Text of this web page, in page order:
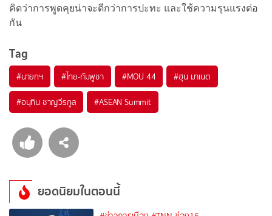
คิดว่าการพูดคุยน่าจะดีกว่าการปะทะ และใช้ความรุนแรงต่อ
กัน
Tag
#นายกฯ #ไทย-กัมพูชา #MOU 44 #ฮุน มาเนต
#อนุทิน ชาญวีรกูล #ASEAN Summit
ยอดนิยมในตอนนี้